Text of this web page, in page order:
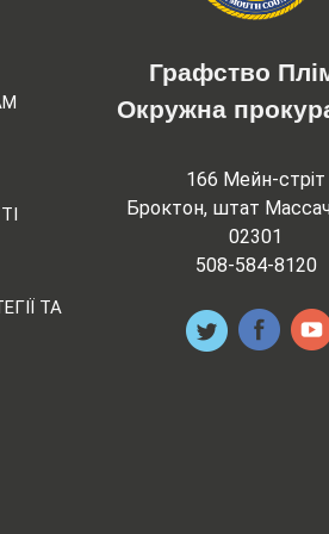
ТА
Графство
Окружна
166 Мейн-стріт
Броктон, штат
02301
508-584-8120